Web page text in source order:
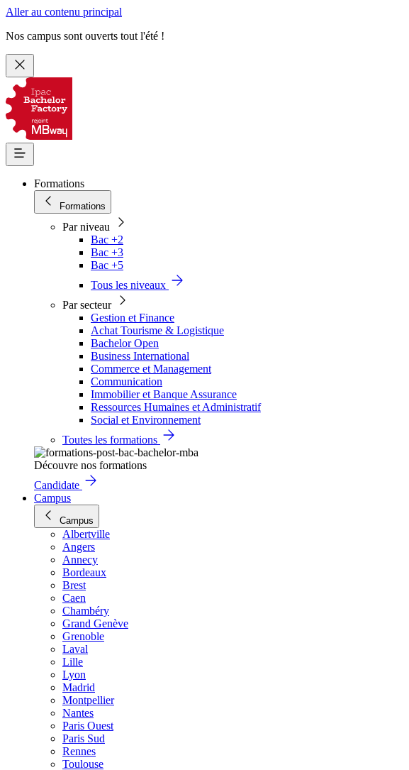
Aller au contenu principal
Nos campus sont ouverts tout l'été !
Formations
Formations
Par niveau
Bac +2
Bac +3
Bac +5
Tous les niveaux
Par secteur
Gestion et Finance
Achat Tourisme & Logistique
Bachelor Open
Business International
Commerce et Management
Communication
Immobilier et Banque Assurance
Ressources Humaines et Administratif
Social et Environnement
Toutes les formations
Découvre nos formations
Candidate
Campus
Campus
Albertville
Angers
Annecy
Bordeaux
Brest
Caen
Chambéry
Grand Genève
Grenoble
Laval
Lille
Lyon
Madrid
Montpellier
Nantes
Paris Ouest
Paris Sud
Rennes
Toulouse